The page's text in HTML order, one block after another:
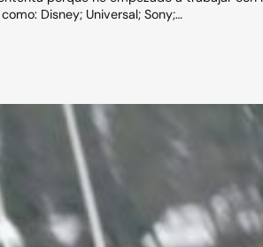
Disney; Universal; Sony;…